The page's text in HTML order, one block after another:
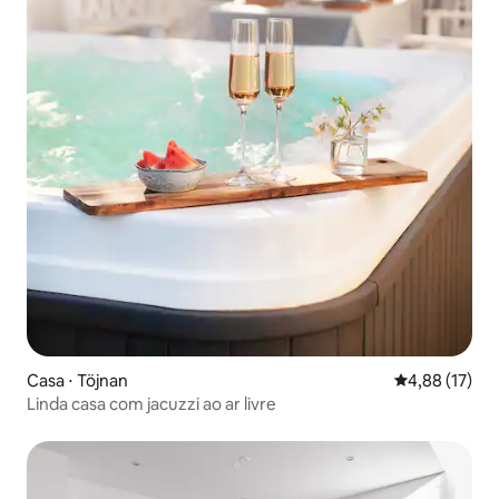
Casa ⋅ Töjnan 4,88 de uma
4,88 (17)
Linda casa com jacuzzi ao ar livre